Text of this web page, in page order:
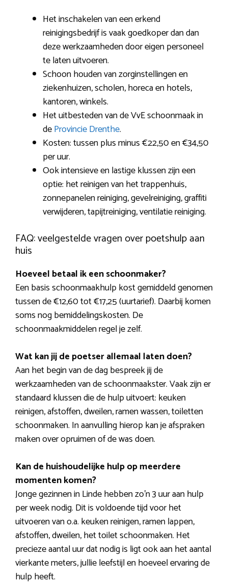
Het inschakelen van een erkend
reinigingsbedrijf is vaak goedkoper dan dan
deze werkzaamheden door eigen personeel
te laten uitvoeren.
Schoon houden van zorginstellingen en
ziekenhuizen, scholen, horeca en hotels,
kantoren, winkels.
Het uitbesteden van de VvE schoonmaak in
deProvincie Drenthe.
Kosten: tussen plus minus €22,50 en €34,50
per uur.
Ook intensieve en lastige klussen zijn een
optie: het reinigen van het trappenhuis,
zonnepanelen reiniging, gevelreiniging, graffiti
verwijderen, tapijtreiniging, ventilatie reiniging.
FAQ: veelgestelde vragen over poetshulp aan
huis
Hoeveel betaal ik een schoonmaker?
Een basis schoonmaakhulp kost gemiddeld genomen
tussen de €12,60 tot €17,25 (uurtarief). Daarbij komen
soms nog bemiddelingskosten. De
schoonmaakmiddelen regel je zelf.
Wat kan jij de poetser allemaal laten doen?
Aan het begin van de dag bespreek jij de
werkzaamheden van de schoonmaakster. Vaak zijn er
standaard klussen die de hulp uitvoert: keuken
reinigen, afstoffen, dweilen, ramen wassen, toiletten
schoonmaken. In aanvulling hierop kan je afspraken
maken over opruimen of de was doen.
Kan de huishoudelijke hulp op meerdere
momenten komen?
Jonge gezinnen in Linde hebben zo’n 3 uur aan hulp
per week nodig. Dit is voldoende tijd voor het
uitvoeren van o.a. keuken reinigen, ramen lappen,
afstoffen, dweilen, het toilet schoonmaken. Het
precieze aantal uur dat nodig is ligt ook aan het aantal
vierkante meters, jullie leefstijl en hoeveel ervaring de
hulp heeft.